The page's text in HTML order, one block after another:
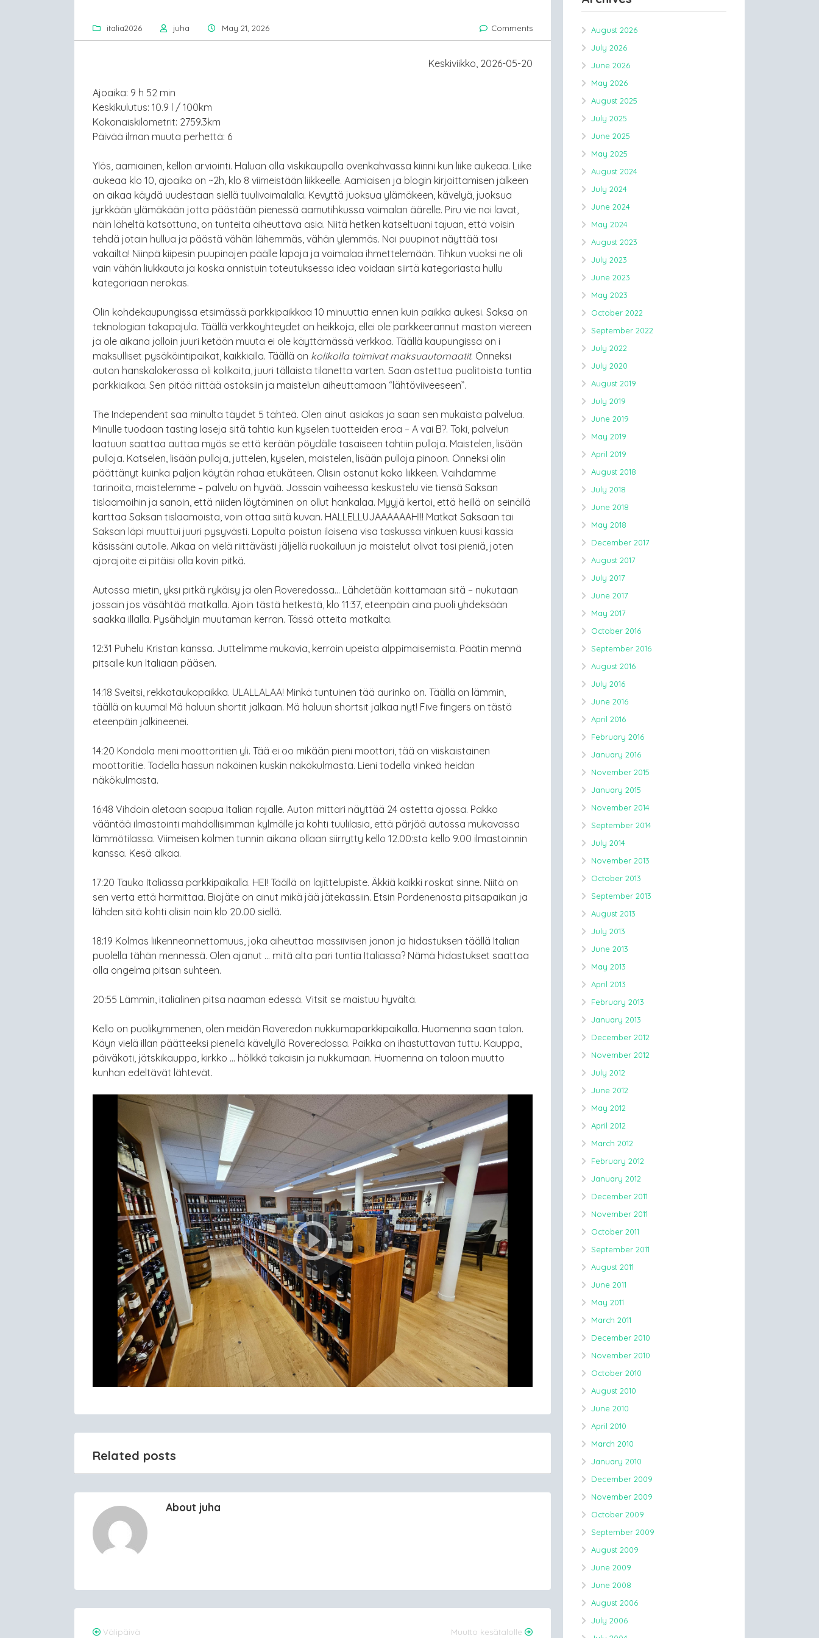
italia2026 juha May 21, 2026 Comments
Keskiviikko, 2026-05-20
Ajoaika: 9 h 52 min
Keskikulutus: 10.9 l / 100km
Kokonaiskilometrit: 2759.3km
Päivää ilman muuta perhettä: 6
Ylös, aamiainen, kellon arviointi. Haluan olla viskikaupalla ovenkahvassa kiinni kun liike aukeaa. Liike
aukeaa klo 10, ajoaika on ~2h, klo 8 viimeistään liikkeelle. Aamiaisen ja blogin kirjoittamisen jälkeen
on aikaa käydä uudestaan siellä tuulivoimalalla. Kevyttä juoksua ylämäkeen, kävelyä, juoksua
jyrkkään ylämäkään jotta päästään pienessä aamutihkussa voimalan äärelle. Piru vie noi lavat,
näin läheltä katsottuna, on tunteita aiheuttava asia. Niitä hetken katseltuani tajuan, että voisin
tehdä jotain hullua ja päästä vähän lähemmäs, vähän ylemmäs. Noi puupinot näyttää tosi
vakailta! Niinpä kiipesin puupinojen päälle lapoja ja voimalaa ihmettelemään. Tihkun vuoksi ne oli
vain vähän liukkauta ja koska onnistuin toteutuksessa idea voidaan siirtä kategoriasta hullu
kategoriaan nerokas.
Olin kohdekaupungissa etsimässä parkkipaikkaa 10 minuuttia ennen kuin paikka aukesi. Saksa on
teknologian takapajula. Täällä verkkoyhteydet on heikkoja, ellei ole parkkeerannut maston viereen
ja ole aikana jolloin juuri ketään muuta ei ole käyttämässä verkkoa. Täällä kaupungissa on i
maksulliset pysäköintipaikat, kaikkialla. Täällä on kolikolla toimivat maksuautomaatit. Onneksi
auton hanskalokerossa oli kolikoita, juuri tällaista tilanetta varten. Saan ostettua puolitoista tuntia
parkkiaikaa. Sen pitää riittää ostoksiin ja maistelun aiheuttamaan “lähtöviiveeseen”.
The Independent saa minulta täydet 5 tähteä. Olen ainut asiakas ja saan sen mukaista palvelua.
Minulle tuodaan tasting laseja sitä tahtia kun kyselen tuotteiden eroa – A vai B?. Toki, palvelun
laatuun saattaa auttaa myös se että kerään pöydälle tasaiseen tahtiin pulloja. Maistelen, lisään
pulloja. Katselen, lisään pulloja, juttelen, kyselen, maistelen, lisään pulloja pinoon. Onneksi olin
päättänyt kuinka paljon käytän rahaa etukäteen. Olisin ostanut koko liikkeen. Vaihdamme
tarinoita, maistelemme – palvelu on hyvää. Jossain vaiheessa keskustelu vie tiensä Saksan
tislaamoihin ja sanoin, että niiden löytäminen on ollut hankalaa. Myyjä kertoi, että heillä on seinällä
karttaa Saksan tislaamoista, voin ottaa siitä kuvan. HALLELLUJAAAAAAH!!! Matkat Saksaan tai
Saksan läpi muuttui juuri pysyvästi. Lopulta poistun iloisena visa taskussa vinkuen kuusi kassia
käsissäni autolle. Aikaa on vielä riittävästi jäljellä ruokailuun ja maistelut olivat tosi pieniä, joten
ajorajoite ei pitäisi olla kovin pitkä.
Autossa mietin, yksi pitkä rykäisy ja olen Roveredossa… Lähdetään koittamaan sitä – nukutaan
jossain jos väsähtää matkalla. Ajoin tästä hetkestä, klo 11:37, eteenpäin aina puoli yhdeksään
saakka illalla. Pysähdyin muutaman kerran. Tässä otteita matkalta.
12:31 Puhelu Kristan kanssa. Juttelimme mukavia, kerroin upeista alppimaisemista. Päätin mennä
pitsalle kun Italiaan pääsen.
14:18 Sveitsi, rekkataukopaikka. ULALLALAA! Minkä tuntuinen tää aurinko on. Täällä on lämmin,
täällä on kuuma! Mä haluun shortit jalkaan. Mä haluun shortsit jalkaa nyt! Five fingers on tästä
eteenpäin jalkineenei.
14:20 Kondola meni moottoritien yli. Tää ei oo mikään pieni moottori, tää on viiskaistainen
moottoritie. Todella hassun näköinen kuskin näkökulmasta. Lieni todella vinkeä heidän
näkökulmasta.
16:48 Vihdoin aletaan saapua Italian rajalle. Auton mittari näyttää 24 astetta ajossa. Pakko
vääntää ilmastointi mahdollisimman kylmälle ja kohti tuulilasia, että pärjää autossa mukavassa
lämmötilassa. Viimeisen kolmen tunnin aikana ollaan siirrytty kello 12.00:sta kello 9.00 ilmastoinnin
kanssa. Kesä alkaa.
17:20 Tauko Italiassa parkkipaikalla. HEI! Täällä on lajittelupiste. Äkkiä kaikki roskat sinne. Niitä on
sen verta että harmittaa. Biojäte on ainut mikä jää jätekassiin. Etsin Pordenenosta pitsapaikan ja
lähden sitä kohti olisin noin klo 20.00 siellä.
18:19 Kolmas liikenneonnettomuus, joka aiheuttaa massiivisen jonon ja hidastuksen täällä Italian
puolella tähän mennessä. Olen ajanut … mitä alta pari tuntia Italiassa? Nämä hidastukset saattaa
olla ongelma pitsan suhteen.
20:55 Lämmin, italialinen pitsa naaman edessä. Vitsit se maistuu hyvältä.
Kello on puolikymmenen, olen meidän Roveredon nukkumaparkkipaikalla. Huomenna saan talon.
Käyn vielä illan päätteeksi pienellä kävelyllä Roveredossa. Paikka on ihastuttavan tuttu. Kauppa,
päiväkoti, jätskikauppa, kirkko … hölkkä takaisin ja nukkumaan. Huomenna on taloon muutto
kunhan edeltävät lähtevät.
Related posts
About juha
Välipäivä Muutto kesätalolle
August 2026
July 2026
June 2026
May 2026
August 2025
July 2025
June 2025
May 2025
August 2024
July 2024
June 2024
May 2024
August 2023
July 2023
June 2023
May 2023
October 2022
September 2022
July 2022
July 2020
August 2019
July 2019
June 2019
May 2019
April 2019
August 2018
July 2018
June 2018
May 2018
December 2017
August 2017
July 2017
June 2017
May 2017
October 2016
September 2016
August 2016
July 2016
June 2016
April 2016
February 2016
January 2016
November 2015
January 2015
November 2014
September 2014
July 2014
November 2013
October 2013
September 2013
August 2013
July 2013
June 2013
May 2013
April 2013
February 2013
January 2013
December 2012
November 2012
July 2012
June 2012
May 2012
April 2012
March 2012
February 2012
January 2012
December 2011
November 2011
October 2011
September 2011
August 2011
June 2011
May 2011
March 2011
December 2010
November 2010
October 2010
August 2010
June 2010
April 2010
March 2010
January 2010
December 2009
November 2009
October 2009
September 2009
August 2009
June 2009
June 2008
August 2006
July 2006